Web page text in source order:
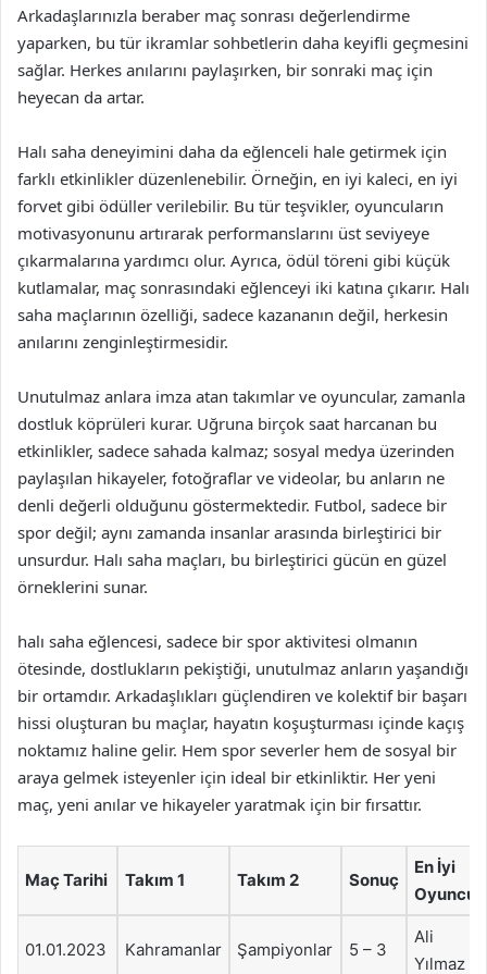
Arkadaşlarınızla beraber maç sonrası değerlendirme
yaparken, bu tür ikramlar sohbetlerin daha keyifli geçmesini
sağlar. Herkes anılarını paylaşırken, bir sonraki maç için
heyecan da artar.
Halı saha deneyimini daha da eğlenceli hale getirmek için
farklı etkinlikler düzenlenebilir. Örneğin, en iyi kaleci, en iyi
forvet gibi ödüller verilebilir. Bu tür teşvikler, oyuncuların
motivasyonunu artırarak performanslarını üst seviyeye
çıkarmalarına yardımcı olur. Ayrıca, ödül töreni gibi küçük
kutlamalar, maç sonrasındaki eğlenceyi iki katına çıkarır. Halı
saha maçlarının özelliği, sadece kazananın değil, herkesin
anılarını zenginleştirmesidir.
Unutulmaz anlara imza atan takımlar ve oyuncular, zamanla
dostluk köprüleri kurar. Uğruna birçok saat harcanan bu
etkinlikler, sadece sahada kalmaz; sosyal medya üzerinden
paylaşılan hikayeler, fotoğraflar ve videolar, bu anların ne
denli değerli olduğunu göstermektedir. Futbol, sadece bir
spor değil; aynı zamanda insanlar arasında birleştirici bir
unsurdur. Halı saha maçları, bu birleştirici gücün en güzel
örneklerini sunar.
halı saha eğlencesi, sadece bir spor aktivitesi olmanın
ötesinde, dostlukların pekiştiği, unutulmaz anların yaşandığı
bir ortamdır. Arkadaşlıkları güçlendiren ve kolektif bir başarı
hissi oluşturan bu maçlar, hayatın koşuşturması içinde kaçış
noktamız haline gelir. Hem spor severler hem de sosyal bir
araya gelmek isteyenler için ideal bir etkinliktir. Her yeni
maç, yeni anılar ve hikayeler yaratmak için bir fırsattır.
Maç Tarihi Takım 1 Takım 2 Sonuç
En İyi
Oyuncu
01.01.2023 Kahramanlar Şampiyonlar 5 – 3
Ali
Yılmaz